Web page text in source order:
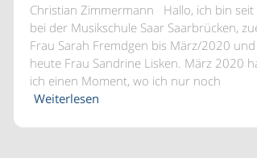
Christian Zimmermann Hallo, ich bin
bei der Musikschule Saar Saarbrücken,
Frau Sarah Fremdgen bis März/2020
heute Frau Sandrine Lisken. März 2020
ich einen Moment, wo ich nur noch
Weiterlesen